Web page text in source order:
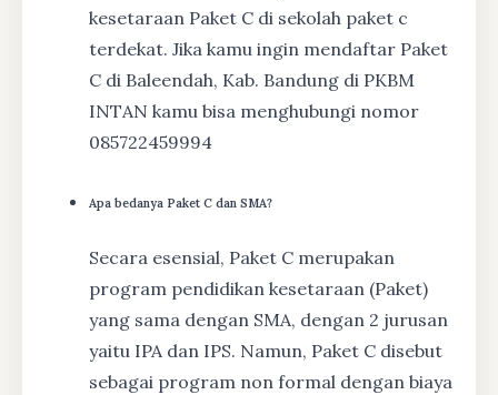
kesetaraan Paket C di sekolah paket c
terdekat. Jika kamu ingin mendaftar Paket
C di Baleendah, Kab. Bandung di PKBM
INTAN kamu bisa menghubungi nomor
085722459994
Apa bedanya Paket C dan SMA?
Secara esensial, Paket C merupakan
program pendidikan kesetaraan (Paket)
yang sama dengan SMA, dengan 2 jurusan
yaitu IPA dan IPS. Namun, Paket C disebut
sebagai program non formal dengan biaya